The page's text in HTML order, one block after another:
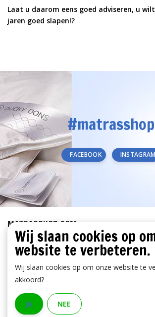
Laat u daarom eens goed adviseren, u
jaren goed slapen!?
#matrasshop
FACEBOOK INSTAGRAM
MATRASSHOP.COM
KLANTENSERVICE
BETAALMETHODEN
Wij slaan cookies op
website te verbeteren.
Wij slaan cookies op om onze website te
akkoord?
JA NEE